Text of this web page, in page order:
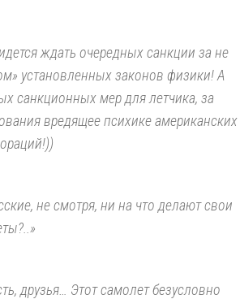
ждать очередных санкции за не
установленных законов физики! А
санкционных мер для летчика, за
вредящее психике американских
не смотря, ни на что делают свои
друзья… Этот самолет безусловно